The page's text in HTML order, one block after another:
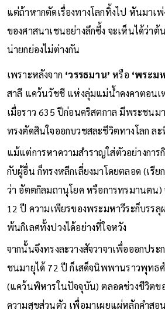
แต่ถ้าหากตัดเรื่องทางโลกทิ้งไป หันมาเ
ของศาสนาเชนอย่างลึกซึ้ง จะเห็นได้ว่าต้
น่ายกย่องไม่ต่างกัน
เพราะหลังจาก ‘วรรธมาน’ หรือ ‘พระม
สาลี แคว้นวัชชี แห่งลุ่มแม่น้ำคงคาตอนเ
เมื่อราว 635 ปีก่อนคริสตกาล มีพระชนม
ทรงตัดสินใจออกบวชสละชีวิตทางโลก ละ
แม้แต่การหาความสำราญใส่ตัวอย่างกา
กับผู้อื่น ก็ทรงหลีกเลี่ยงมาโดยตลอด (เรี
ว่า อัตตกิลมถานุโยค หรือการทรมานตน)
12 ปี ความเพียรของพระมหาวีระก็บรรลุ
พ้นกิเลศทั้งปวงได้อย่างที่ใจหวัง
จากนั้นจึงทรงละวางสัจวาจาเพื่อออกปร
ชนมายุได้ 72 ปี ก็เสด็จนิพพานราวพุทธ
(แคว้นพิหารในปัจจุบัน) ตลอดช่วงชีวิตข
ความสุขส่วนตัว เพื่อมาเผยแผ่หลักคำสอ